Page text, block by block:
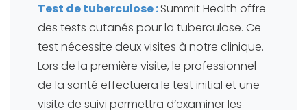
Test de tuberculose :Summit Health offre
des tests cutanés pour la tuberculose. Ce
test nécessite deux visites à notre clinique.
Lors de la première visite, le professionnel
de la santé effectuera le test initial et une
visite de suivi permettra d’examiner les